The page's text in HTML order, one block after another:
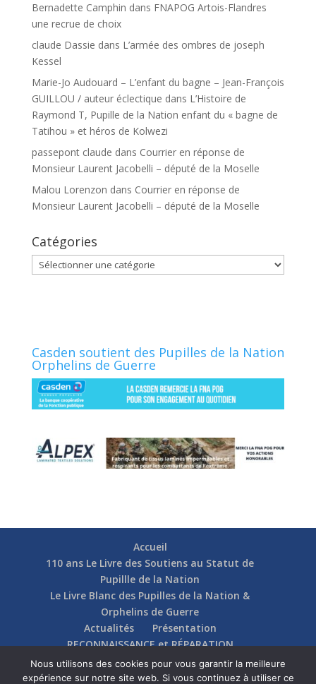
Bernadette Camphin dans FNAPOG Artois-Flandres
une recrue de choix
claude Dassie dans L’armée des ombres de joseph
Kessel
Marie-Jo Audouard – L’enfant du bagne – Jean-François
GUILLOU / auteur éclectique dans L’Histoire de
Raymond T, Pupille de la Nation enfant du « bagne de
Tatihou » et héros de Kolwezi
passepont claude dans Courrier en réponse de
Monsieur Laurent Jacobelli – député de la Moselle
Malou Lorenzon dans Courrier en réponse de
Monsieur Laurent Jacobelli – député de la Moselle
Catégories
Catégories
Casden soutient des Pupilles de la Nation
Orphelins de Guerre
Accueil
110 ans Le Livre des Soutiens au Statut de
Pupillle de la Nation
Le Livre Blanc des Pupilles de la Nation &
Orphelins de Guerre
Actualités
Présentation
RECONNAISSANCE et RÉPARATION
Nos soutiens
Fédérations
Actions
Communication
Contact
Nous utilisons des cookies pour vous garantir la meilleure
expérience sur notre site web. Si vous continuez à utiliser ce